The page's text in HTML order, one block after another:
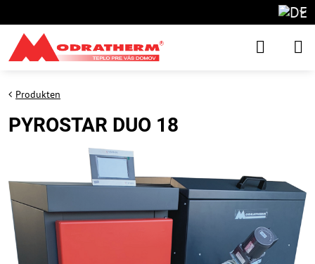
Produkten
PYROSTAR DUO 18